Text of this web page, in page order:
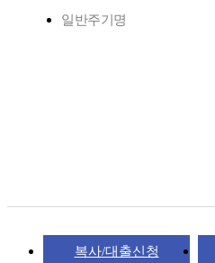
일반주기명
복사/대출신청